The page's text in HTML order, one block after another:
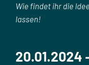
Wie findet ihr die
lassen!
20.01.2024